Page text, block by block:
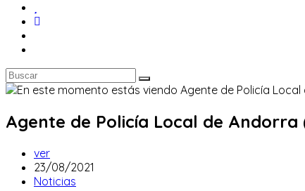
Agente de Policía Local de Andorra
Autor
de
la
ver
Publicación
de
23/08/2021
Categoría
Noticias